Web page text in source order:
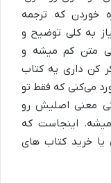
خوردن که ترجمه
به کلی توضیح و
متن کم میشه و
کن داری یه کتاب
می‌کنی که فقط تو
معنی اصلیش رو
اینجاست که
یا خرید کتاب‌ های